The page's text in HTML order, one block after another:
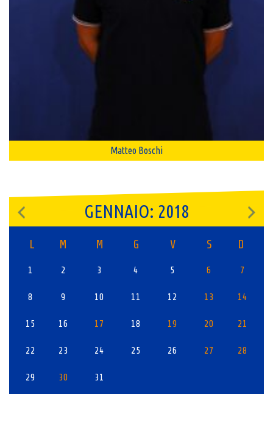
Matteo Boschi
GENNAIO: 2018
L M M G V S D
1 2 3 4 5 6 7
8 9 10 11 12 13 14
15 16 17 18 19 20 21
22 23 24 25 26 27 28
29 30 31